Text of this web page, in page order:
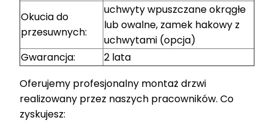
Okucia do
przesuwnych:
uchwyty wpuszczane okrągłe
lub owalne, zamek hakowy z
uchwytami (opcja)
Gwarancja:
2 lata
Oferujemy profesjonalny montaż drzwi
realizowany przez naszych pracowników. Co
zyskujesz: